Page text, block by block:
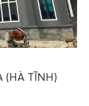
(HÀ TĨNH)